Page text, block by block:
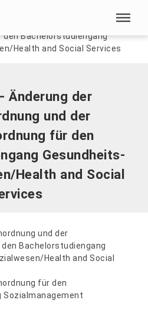
– Änderung der Studienordnung
Bachelorstudiengang
Health and Social Services
Änderung der
und der
für den
Gesundheits-
Health and Social
und der
Bachelorstudiengang
Health and Social
für den
Sozialmanagement